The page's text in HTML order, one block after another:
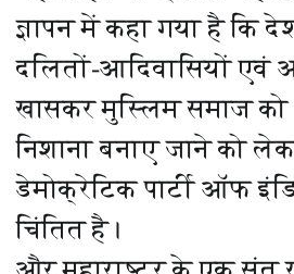
ज्ञापन में कहा गया है कि
दलितों-आदिवासियों एवं
खासकर मुस्लिम समाज
निशाना बनाए जाने को
डेमोक्रेटिक पार्टी ऑफ
चिंतित है।